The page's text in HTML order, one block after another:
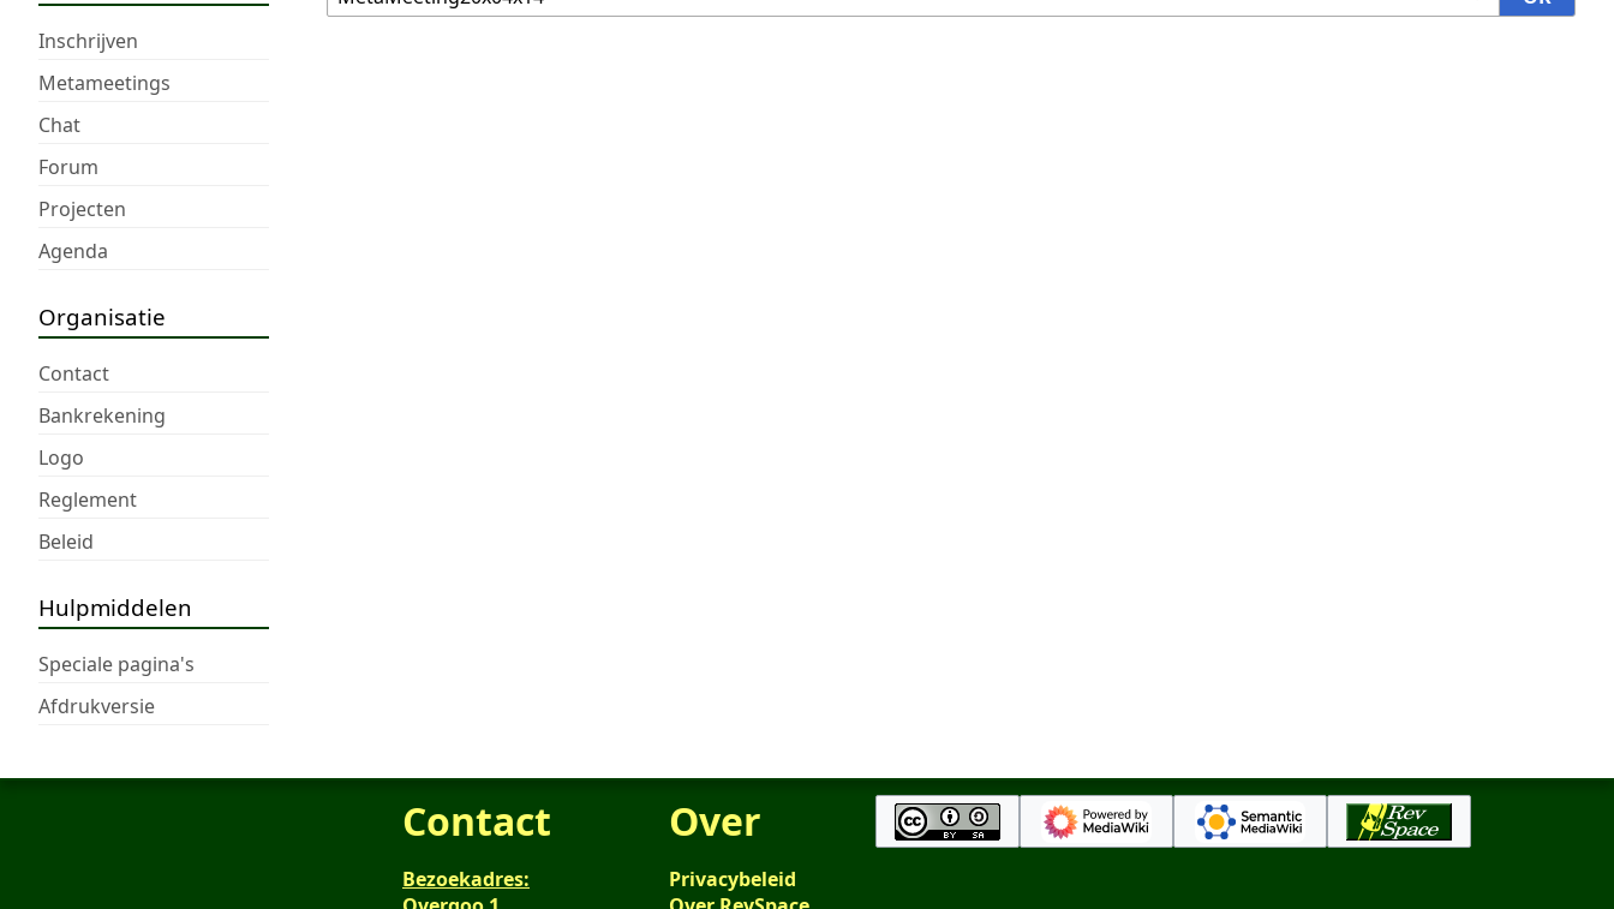
Inschrijven
Metameetings
Chat
Forum
Projecten
Agenda
Organisatie
Contact
Bankrekening
Logo
Reglement
Beleid
Hulpmiddelen
Speciale pagina's
Afdrukversie
Contact
Bezoekadres:
Over
Privacybeleid